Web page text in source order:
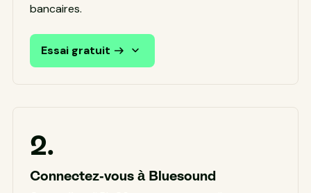
bancaires.
Essai gratuit
2.
Connectez-vous à Bluesound